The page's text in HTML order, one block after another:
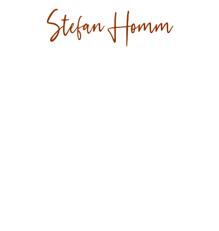
Stefan Homm